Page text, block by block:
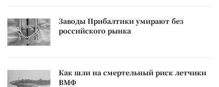
Заводы Прибалтики умирают без
российского рынка
Как шли на смертельный риск летчики
ВМФ